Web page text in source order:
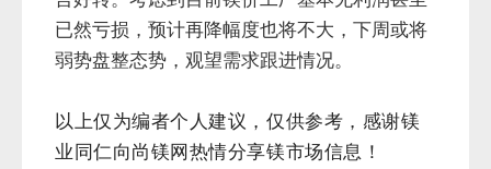
已然亏损，预计再降幅度也将不大，下周或将
弱势盘整态势，观望需求跟进情况。
以上仅为编者个人建议，仅供参考，感谢镁
业同仁向尚镁网热情分享镁市场信息！